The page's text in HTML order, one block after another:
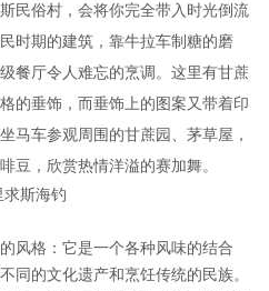
民俗村，会将你完全带入时光倒流
时期的建筑，靠牛拉车制糖的磨
餐厅令人难忘的烹调。这里有甘蔗
的垂饰，而垂饰上的图案又带着印
马车参观周围的甘蔗园、茅草屋，
豆，欣赏热情洋溢的赛加舞。
求斯海钓
格：它是一个各种风味的结合
同的文化遗产和烹饪传统的民族。